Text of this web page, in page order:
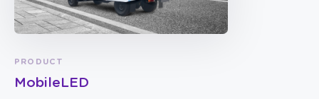
PRODUCT
MobileLED